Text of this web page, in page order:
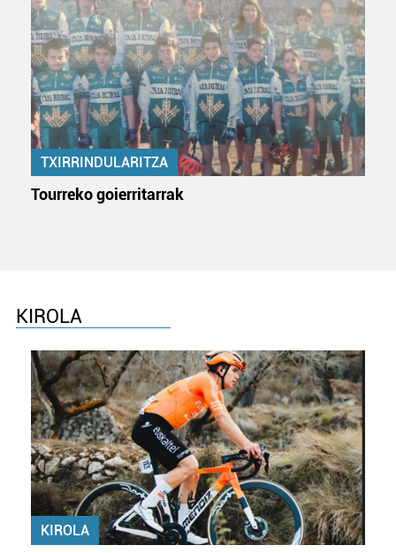
TXIRRINDULARITZA
Tourreko goierritarrak
KIROLA
KIROLA